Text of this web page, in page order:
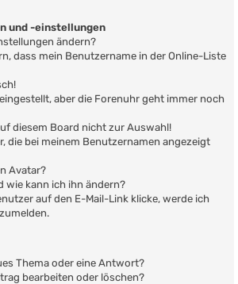
und -einstellungen
ändern?
dass mein Benutzername in der Online-Liste
aber die Forenuhr geht immer noch
diesem Board nicht zur Auswahl!
die bei meinem Benutzernamen angezeigt
Avatar?
wie kann ich ihn ändern?
auf den E-Mail-Link klicke, werde ich
Thema oder eine Antwort?
bearbeiten oder löschen?